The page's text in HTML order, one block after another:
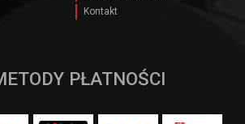
Kontakt
PŁATNOŚCI